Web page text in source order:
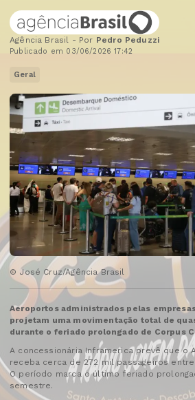
Agência Brasil - Por Pedro Peduzzi
Publicado em 03/06/2026 17:42
Geral
© José Cruz/Agência Brasil
Aeroportos administrados pelas
projetam uma movimentação total de
durante o feriado prolongado de Corpus
A concessionária Inframerica prevê que o
receba cerca de 272 mil passageiros
O período marca o último feriado
semestre.